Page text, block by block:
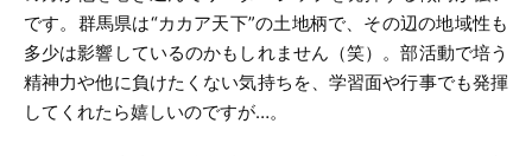
です。群馬県は“カカア天下”の土地柄で、その辺の地域性も
多少は影響しているのかもしれません（笑）。部活動で培う
精神力や他に負けたくない気持ちを、学習面や行事でも発揮
してくれたら嬉しいのですが…。